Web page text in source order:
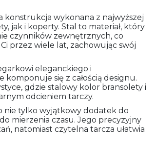
konstrukcja wykonana z najwyższej
jak i koperty. Stal to materiał, który
czynników zewnętrznych, co
przez wiele lat, zachowując swój
eleganckiego i
się z całością designu.
gdzie stalowy kolor bransolety i
odcieniem tarczy.
nie tylko wyjątkowy dodatek do
mierzenia czasu. Jego precyzyjny
natomiast czytelna tarcza ułatwia